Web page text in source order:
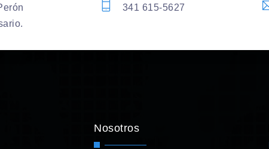
341 615-5627
Nosotros